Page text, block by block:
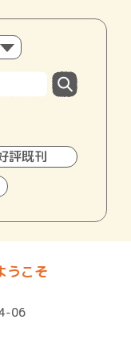
評既刊
うこそ
06